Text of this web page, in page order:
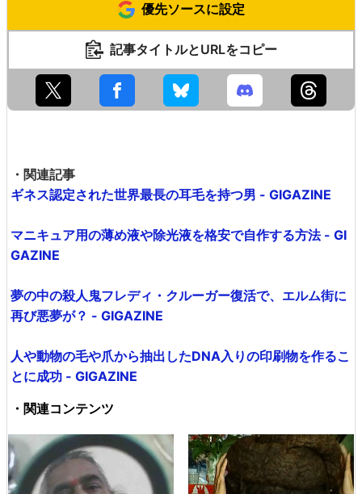
優先ソースに設定
記事タイトルとURLをコピー
・関連記事
ギネス認定された世界最長の耳毛を持つ男 - GIGAZINE
マニキュア用の薄め液や除光液を格安で自作する方法 - GI
GAZINE
夢の中の殺人鬼フレディ・クルーガー復活で、エルム街に
再び悪夢が？ - GIGAZINE
人や動物の毛や爪から抽出したDNA入りの印刷物を作るこ
とに成功 - GIGAZINE
・関連コンテンツ